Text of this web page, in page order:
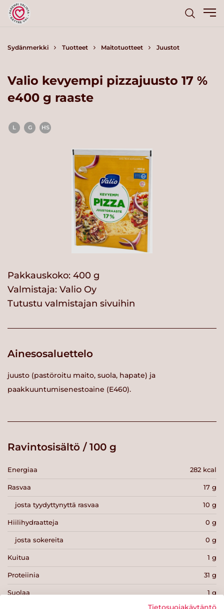
Sydänmerkki Tuotteet Maitotuotteet Juustot
Valio kevyempi pizzajuusto 17 %
e400 g raaste
L G HS
Pakkauskoko: 400 g
Valmistaja: Valio Oy
Tutustu valmistajan sivuihin
Ainesosaluettelo
juusto (pastöroitu maito, suola, hapate) ja
paakkuuntumisenestoaine (E460).
Ravintosisältö / 100 g
Energiaa 282 kcal
Rasvaa 17 g
josta tyydyttynyttä rasvaa 10 g
Hiilihydraatteja 0 g
josta sokereita 0 g
Kuitua 1 g
Proteiinia 31 g
Suolaa 1 g
Tietosuojakäytäntö